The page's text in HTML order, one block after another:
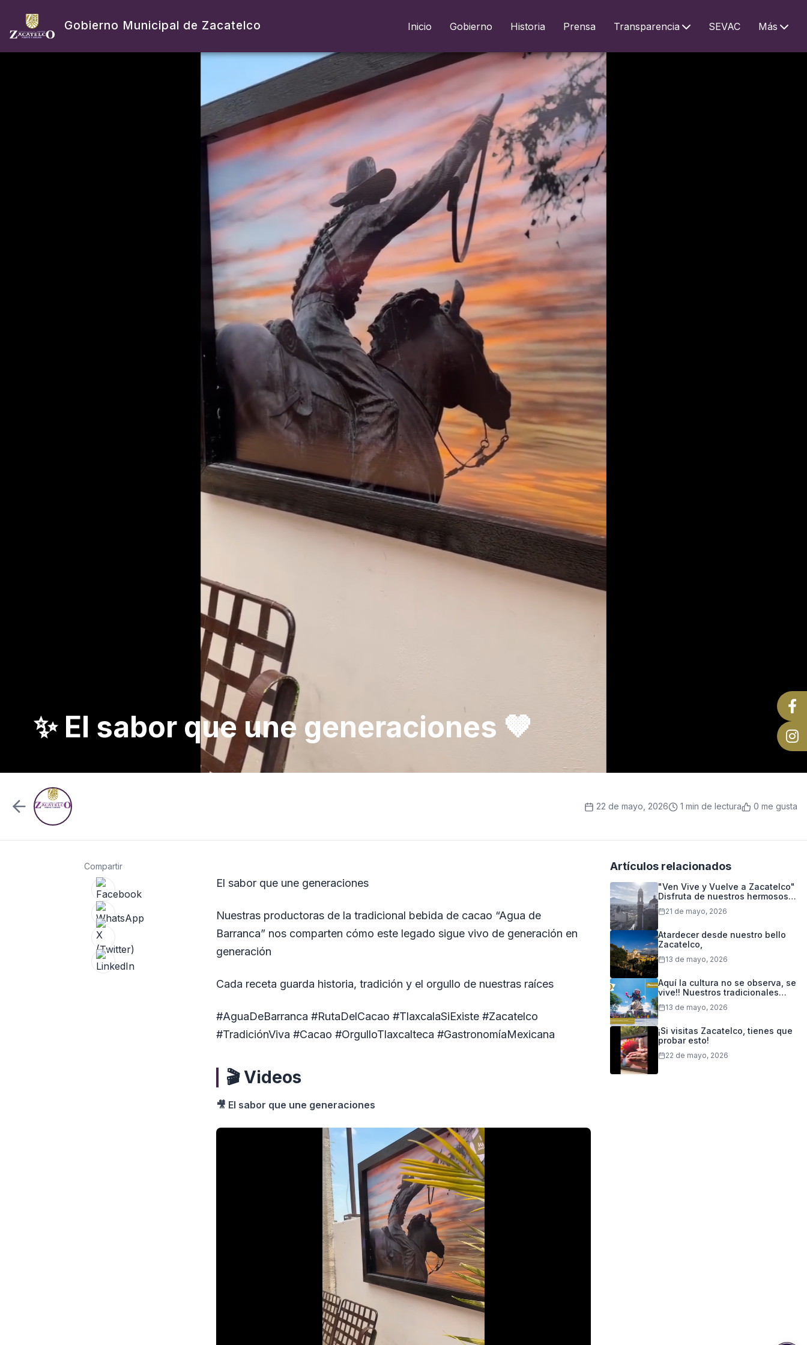
Gobierno Municipal de Zacatelco Inicio Gobierno Historia Prensa Transparencia SEVAC Más
✨ El sabor que une generaciones 🤎
22 de mayo, 2026 1 min de lectura 0 me gusta
Compartir
El sabor que une generaciones
Nuestras productoras de la tradicional bebida de cacao “Agua de
Barranca” nos comparten cómo este legado sigue vivo de generación en
generación
Cada receta guarda historia, tradición y el orgullo de nuestras raíces
#AguaDeBarranca #RutaDelCacao #TlaxcalaSiExiste #Zacatelco
#TradiciónViva #Cacao #OrgulloTlaxcalteca #GastronomíaMexicana
🎬 Videos
🎥 El sabor que une generaciones
Artículos relacionados
"Ven Vive y Vuelve a Zacatelco"
Disfruta de nuestros hermosos
paisajes y nuestra deliciosa
gastronomía
21 de mayo, 2026
Atardecer desde nuestro bello
Zacatelco,
13 de mayo, 2026
Aquí la cultura no se observa, se
vive!! Nuestros tradicionales
chivarrudos es el reflejo de
identidad, alegría y herencia
13 de mayo, 2026
¡Si visitas Zacatelco, tienes que
probar esto!
22 de mayo, 2026